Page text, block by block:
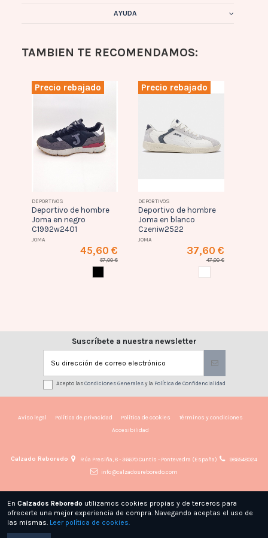
AYUDA
TAMBIEN TE RECOMENDAMOS:
OSCURO
Precio rebajado
DEPORTIVOS
Deportivo de hombre
Joma en negro
C1992w2401
JOMA
45,60 €
57,00 €
Precio rebajado
DEPORTIVOS
Deportivo de hombre
Joma en blanco
Czeniw2522
JOMA
37,60 €
47,00 €
Suscríbete a nuestra newsletter
Acepto lasCondiciones Generalesy la Política de Confidencialidad
Aviso legal Política de privacidad Política de cookies
Términos y condiciones
Accesibilidad
Calzado Reboredo Rúa Presiña, 8 - 36670 Cuntis - Pontevedra (España)
986548024
info@calzadosreboredo.com
© CALZADOS REBOREDO - Todos los derechos reservados · Powered by
En Calzados Reboredo utilizamos cookies propias y de terceros para
ofrecerte una mejor experiencia de compra. Navegando aceptas el uso de
las mismas. Leer política de cookies.